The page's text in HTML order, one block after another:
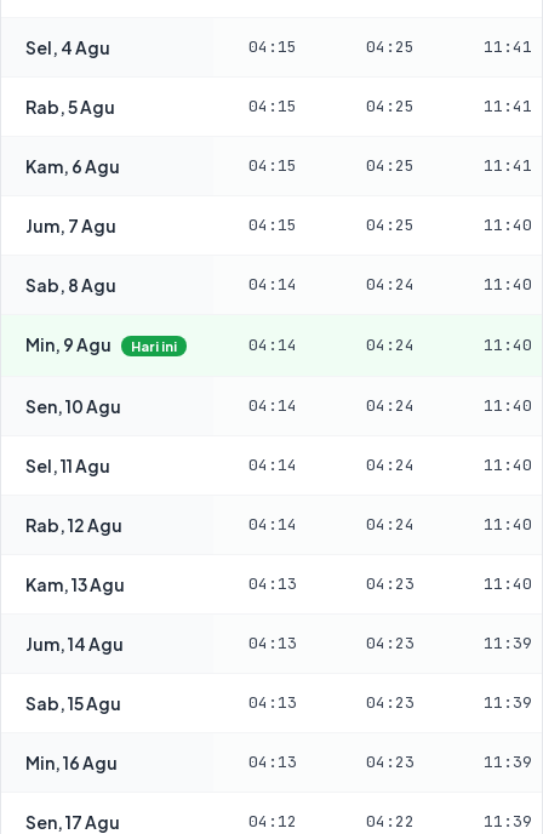
Sel, 4 Agu 04:15 04:25 11:41
Rab, 5 Agu 04:15 04:25 11:41
Kam, 6 Agu 04:15 04:25 11:41
Jum, 7 Agu 04:15 04:25 11:40
Sab, 8 Agu 04:14 04:24 11:40
Min, 9 Agu Hari ini 04:14 04:24 11:40
Sen, 10 Agu 04:14 04:24 11:40
Sel, 11 Agu 04:14 04:24 11:40
Rab, 12 Agu 04:14 04:24 11:40
Kam, 13 Agu 04:13 04:23 11:40
Jum, 14 Agu 04:13 04:23 11:39
Sab, 15 Agu 04:13 04:23 11:39
Min, 16 Agu 04:13 04:23 11:39
Sen, 17 Agu 04:12 04:22 11:39